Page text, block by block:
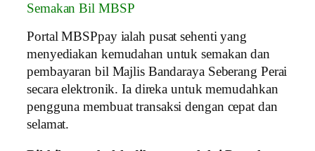
Semakan Bil MBSP
Portal MBSPpay ialah pusat sehenti yang
menyediakan kemudahan untuk semakan dan
pembayaran bil Majlis Bandaraya Seberang Perai
secara elektronik. Ia direka untuk memudahkan
pengguna membuat transaksi dengan cepat dan
selamat.